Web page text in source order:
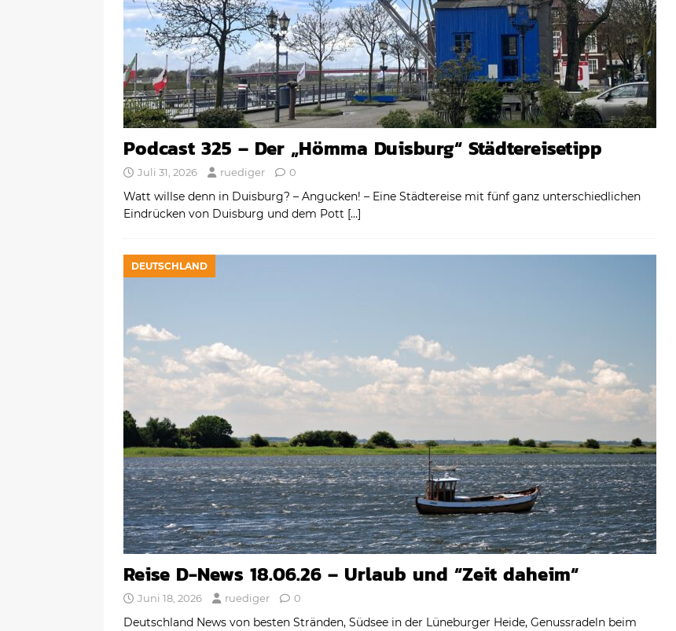
Podcast 325 – Der „Hömma Duisburg“ Städtereisetipp
Juli 31, 2026 ruediger 0
Watt willse denn in Duisburg? – Angucken! – Eine Städtereise mit fünf ganz unterschiedlichen
Eindrücken von Duisburg und dem Pott […]
DEUTSCHLAND
Reise D-News 18.06.26 – Urlaub und “Zeit daheim“
Juni 18, 2026 ruediger 0
Deutschland News von besten Stränden, Südsee in der Lüneburger Heide, Genussradeln beim